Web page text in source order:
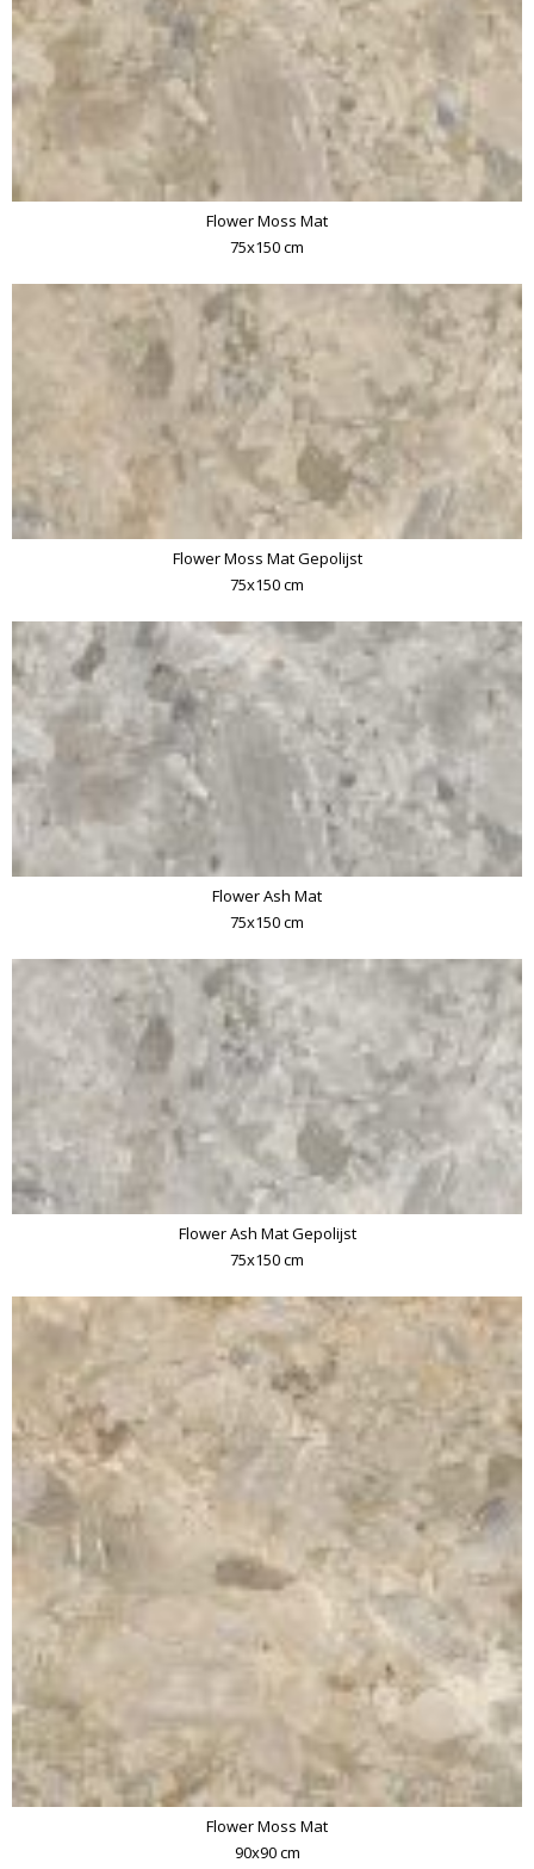
Flower Moss Mat
75x150 cm
Flower Moss Mat Gepolijst
75x150 cm
Flower Ash Mat
75x150 cm
Flower Ash Mat Gepolijst
75x150 cm
Flower Moss Mat
90x90 cm